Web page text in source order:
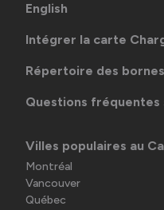
English
Intégrer la carte
Répertoire des
Questions fréquentes
Villes populaires au
Montréal
Vancouver
Québec